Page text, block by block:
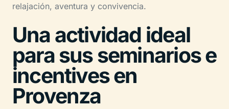
relajación, aventura y convivencia.
Una actividad ideal
para sus seminarios e
incentives en
Provenza